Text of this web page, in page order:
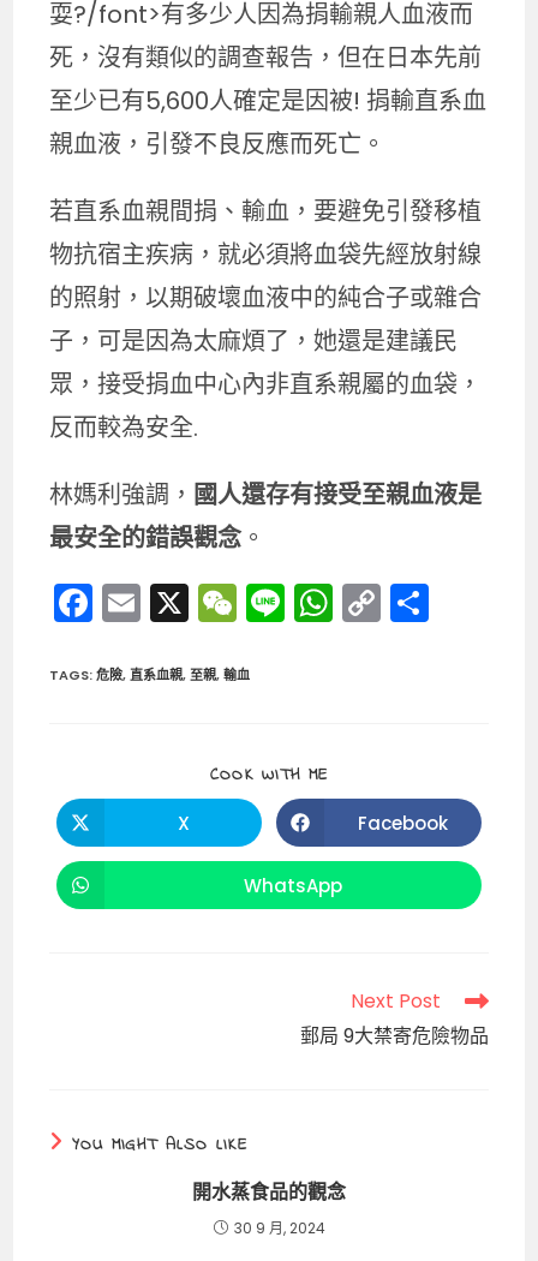
耍?/font>有多少人因為捐輸親人血液而
死，沒有類似的調查報告，但在日本先前
至少已有5,600人確定是因被! 捐輸直系血
親血液，引發不良反應而死亡。
若直系血親間捐、輸血，要避免引發移植
物抗宿主疾病，就必須將血袋先經放射線
的照射，以期破壞血液中的純合子或雜合
子，可是因為太麻煩了，她還是建議民
眾，接受捐血中心內非直系親屬的血袋，
反而較為安全.
林媽利強調， 國人還存有接受至親血液是
最安全的錯誤觀念。
F
a
c
o
o
k
E
m
ai
X W
e
C
a
t
Li
n
W
h
p
p
C
o
n
k
TAGS:危險, 直系血親, 至親, 輸血
COOK WITH ME
Opens
in
a
X Opens
in
a
Facebook
Opens
in
WhatsApp
Next Post
郵局 9大禁寄危險物品
YOU MIGHT ALSO LIKE
開水蒸食品的觀念
30 9 月, 2024